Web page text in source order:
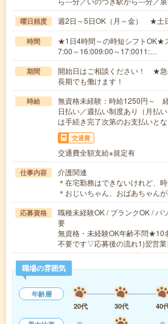
曜日頻度 週2日～5日OK（月～金） ★土
時間
★1日4時間～の時短シフトOK★
7:00～16:009:00～17:0011:…
期間
開始日はご相談ください！ ★
長期でも働けます！
時給
無資格未経験：時給1250円～
日払い／週払い制度あり（月払
は手続き完了次第のお支払いとな
交通費
交通費全額支給※規定有
仕事内容
介護関連
＊在宅勤務はできないけれど、
＊おじいちゃん、おばあちゃん
応募資格
職種未経験OK / ブランクOK / パ
要
無資格・未経験OK年齢不問★10
不要です▽応募後の流れ1)翌営
職場の雰囲気
年齢層
20代
30代 40